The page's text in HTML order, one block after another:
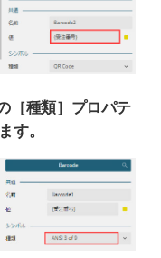
［種類］プロパテ
す。